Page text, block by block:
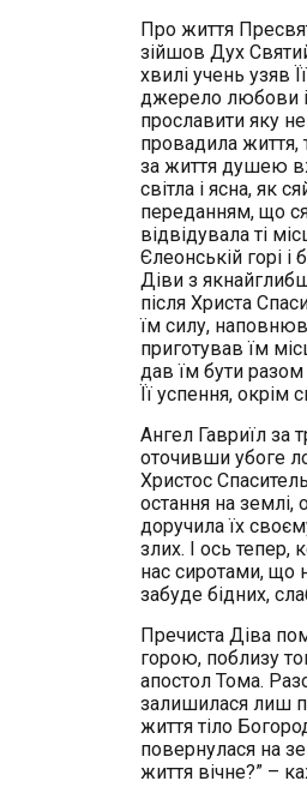
Про життя
зійшов Дух
хвилі учень узяв
джерело любови і
прославити яку
провадила життя,
за життя душею
світла і ясна, як
переданням, що
відвідувала ті
Єлеонській горі і
Діви з
після Христа
їм силу,
приготував їм
дав їм бути разом
Її успення, окрім
Ангел Гавриїл за
оточивши убоге
Христос
остання на землі,
доручила їх
злих. І ось тепер,
нас сиротами, що
забуде бідних,
Пречиста Діва
горою, поблизу
апостол Тома.
залишилася лиш
життя тіло
повернулася на
життя вічне?” –